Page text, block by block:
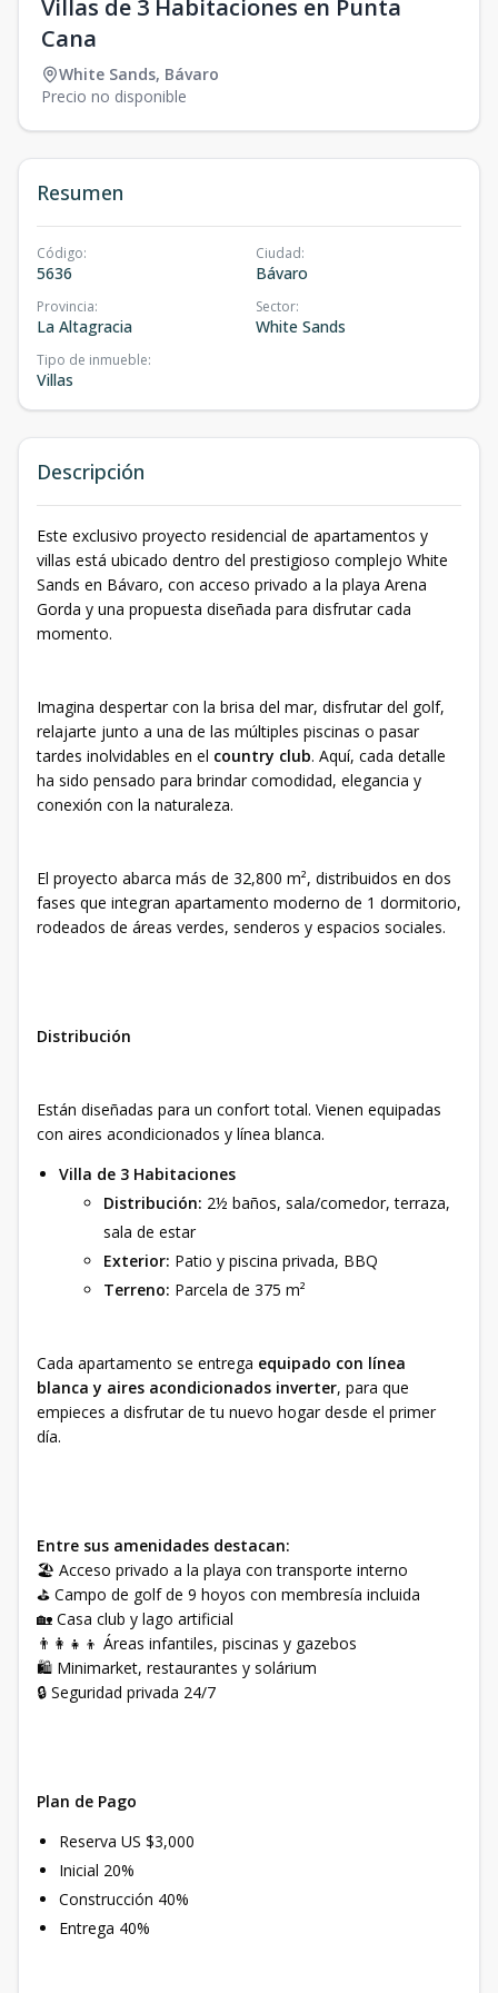
Villas de 3 Habitaciones en Punta
Cana
White Sands, Bávaro
Precio no disponible
Resumen
Código:
5636
Ciudad:
Bávaro
Provincia:
La Altagracia
Sector:
White Sands
Tipo de inmueble:
Villas
Descripción
Este exclusivo proyecto residencial de apartamentos y
villas está ubicado dentro del prestigioso complejo White
Sands en Bávaro, con acceso privado a la playa Arena
Gorda y una propuesta diseñada para disfrutar cada
momento.
Imagina despertar con la brisa del mar, disfrutar del golf,
relajarte junto a una de las múltiples piscinas o pasar
tardes inolvidables en el country club. Aquí, cada detalle
ha sido pensado para brindar comodidad, elegancia y
conexión con la naturaleza.
El proyecto abarca más de 32,800 m², distribuidos en dos
fases que integran apartamento moderno de 1 dormitorio,
rodeados de áreas verdes, senderos y espacios sociales.
Distribución
Están diseñadas para un confort total. Vienen equipadas
con aires acondicionados y línea blanca.
Villa de 3 Habitaciones
Distribución: 2½ baños, sala/comedor, terraza,
sala de estar
Exterior: Patio y piscina privada, BBQ
Terreno: Parcela de 375 m²
Cada apartamento se entrega equipado con línea
blanca y aires acondicionados inverter, para que
empieces a disfrutar de tu nuevo hogar desde el primer
día.
Entre sus amenidades destacan:
🏖️ Acceso privado a la playa con transporte interno
⛳ Campo de golf de 9 hoyos con membresía incluida
🏡 Casa club y lago artificial
👨‍👩‍👧‍👦 Áreas infantiles, piscinas y gazebos
🛍️ Minimarket, restaurantes y solárium
🔒 Seguridad privada 24/7
Plan de Pago
Reserva US $3,000
Inicial 20%
Construcción 40%
Entrega 40%